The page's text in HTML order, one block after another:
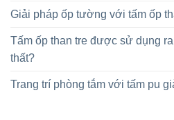
Giải pháp ốp tường với tấm ốp
Tấm ốp than tre được sử dụng
thất?
Trang trí phòng tắm với tấm pu